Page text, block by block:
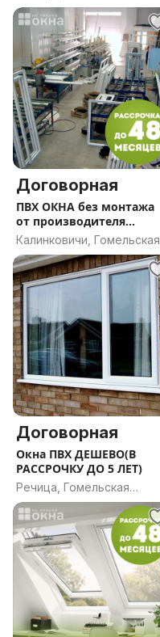
область
Договорная
ПВХ ОКНА без монтажа
от производителя
(ДЕШЕВО/В РАССРОЧКУ
Калинковичи, Гомельская
область
Договорная
Окна ПВХ ДЕШЕВО(В
РАССРОЧКУ ДО 5 ЛЕТ)
Речица, Гомельская
область